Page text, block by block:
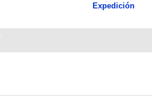
Expedición